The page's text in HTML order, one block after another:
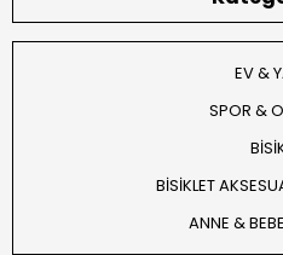
EV &
SPOR &
BİSİKLET
ANNE &